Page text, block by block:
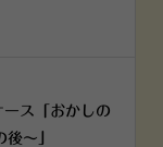
ス「おかしの
～」